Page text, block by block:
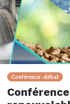
Conférence -débat